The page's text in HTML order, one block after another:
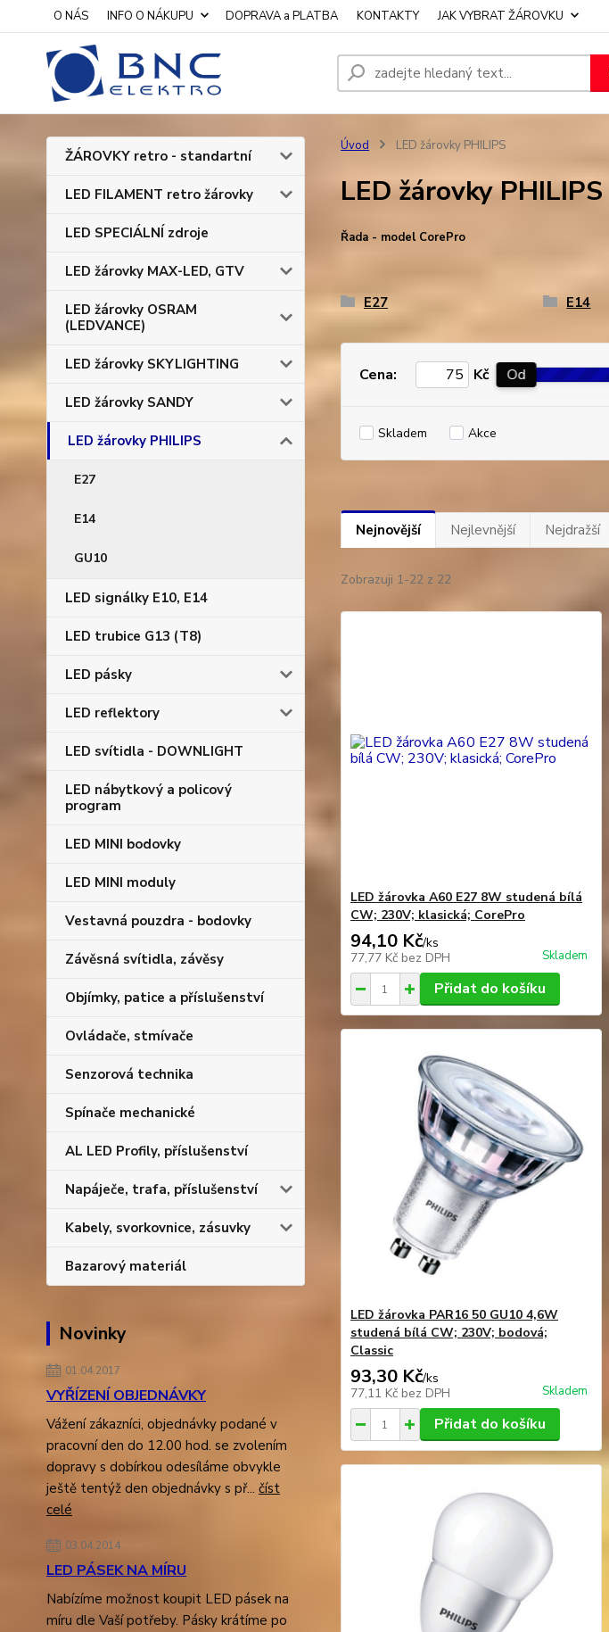
O NÁS INFO O NÁKUPU DOPRAVA a PLATBA KONTAKTY JAK VYBRAT ŽÁROVKU
ŽÁROVKY retro - standartní
LED FILAMENT retro žárovky
LED SPECIÁLNÍ zdroje
LED žárovky MAX-LED, GTV
LED žárovky OSRAM
(LEDVANCE)
LED žárovky SKYLIGHTING
LED žárovky SANDY
LED žárovky PHILIPS
E27
E14
GU10
LED signálky E10, E14
LED trubice G13 (T8)
LED pásky
LED reflektory
LED svítidla - DOWNLIGHT
LED nábytkový a policový
program
LED MINI bodovky
LED MINI moduly
Vestavná pouzdra - bodovky
Závěsná svítidla, závěsy
Objímky, patice a příslušenství
Ovládače, stmívače
Senzorová technika
Spínače mechanické
AL LED Profily, příslušenství
Napáječe, trafa, příslušenství
Kabely, svorkovnice, zásuvky
Bazarový materiál
Novinky
01.04.2017
VYŘÍZENÍ OBJEDNÁVKY
Vážení zákazníci, objednávky podané v
pracovní den do 12.00 hod. se zvolením
dopravy s dobírkou odesíláme obvykle
ještě tentýž den objednávky s př... číst
celé
03.04.2014
LED PÁSEK NA MÍRU
Nabízíme možnost koupit LED pásek na
míru dle Vaší potřeby. Pásky krátíme po
Úvod LED žárovky PHILIPS
LED žárovky PHILIPS
Řada - model CorePro
E27 E14
Cena: Kč Od
Skladem Akce
Nejnovější Nejlevnější Nejdražší
Zobrazuji 1-22 z 22
LED žárovka A60 E27 8W studená bílá
CW; 230V; klasická; CorePro
94,10 Kč/ks
77,77 Kč bez DPH Skladem
Přidat do košíku
LED žárovka PAR16 50 GU10 4,6W
studená bílá CW; 230V; bodová;
Classic
93,30 Kč/ks
77,11 Kč bez DPH Skladem
Přidat do košíku